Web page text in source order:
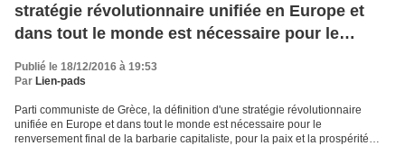
stratégie révolutionnaire unifiée en Europe et
dans tout le monde est nécessaire pour le
pour la paix et la prospérité populaire, le
socialisme-communisme
Publié le 18/12/2016 à 19:53
Par Lien-pads
Parti communiste de Grèce, la définition d'une stratégie révolutionnaire
unifiée en Europe et dans tout le monde est nécessaire pour le
renversement final de la barbarie capitaliste, pour la paix et la prospérité